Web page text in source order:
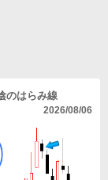
のはらみ線
2026/08/06